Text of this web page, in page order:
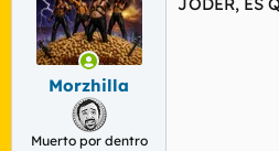
i
Morzhilla
Muerto por dentro